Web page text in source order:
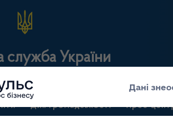
служба України
та контролю за наркотиками
Для громадськості Прес-